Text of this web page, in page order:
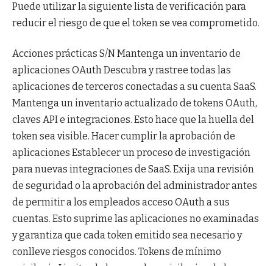
Puede utilizar la siguiente lista de verificación para
reducir el riesgo de que el token se vea comprometido.
Acciones prácticas S/N Mantenga un inventario de
aplicaciones OAuth Descubra y rastree todas las
aplicaciones de terceros conectadas a su cuenta SaaS.
Mantenga un inventario actualizado de tokens OAuth,
claves API e integraciones. Esto hace que la huella del
token sea visible. Hacer cumplir la aprobación de
aplicaciones Establecer un proceso de investigación
para nuevas integraciones de SaaS. Exija una revisión
de seguridad o la aprobación del administrador antes
de permitir a los empleados acceso OAuth a sus
cuentas. Esto suprime las aplicaciones no examinadas
y garantiza que cada token emitido sea necesario y
conlleve riesgos conocidos. Tokens de mínimo